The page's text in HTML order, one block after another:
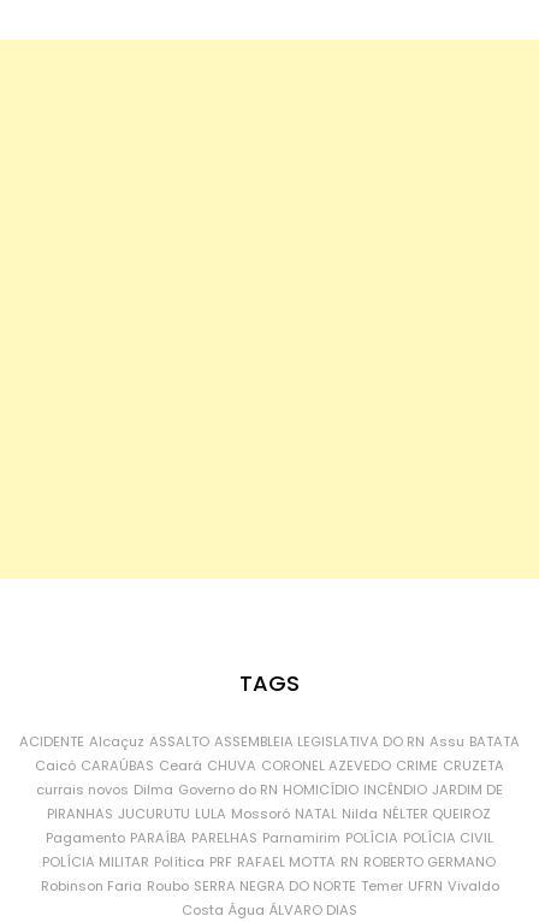
TAGS
ACIDENTE Alcaçuz ASSALTO ASSEMBLEIA LEGISLATIVA DO RN Assu BATATA
Caicó CARAÚBAS Ceará CHUVA CORONEL AZEVEDO CRIME CRUZETA
currais novos Dilma Governo do RN HOMICÍDIO INCÊNDIO JARDIM DE
PIRANHAS JUCURUTU LULA Mossoró NATAL Nilda NÉLTER QUEIROZ
Pagamento PARAÍBA PARELHAS Parnamirim POLÍCIA POLÍCIA CIVIL
POLÍCIA MILITAR Política PRF RAFAEL MOTTA RN ROBERTO GERMANO
Robinson Faria Roubo SERRA NEGRA DO NORTE Temer UFRN Vivaldo
Costa Água ÁLVARO DIAS